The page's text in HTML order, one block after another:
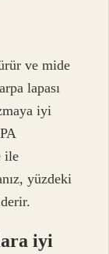
ve mide
lapası
iyi
ile
yüzdeki
iyi